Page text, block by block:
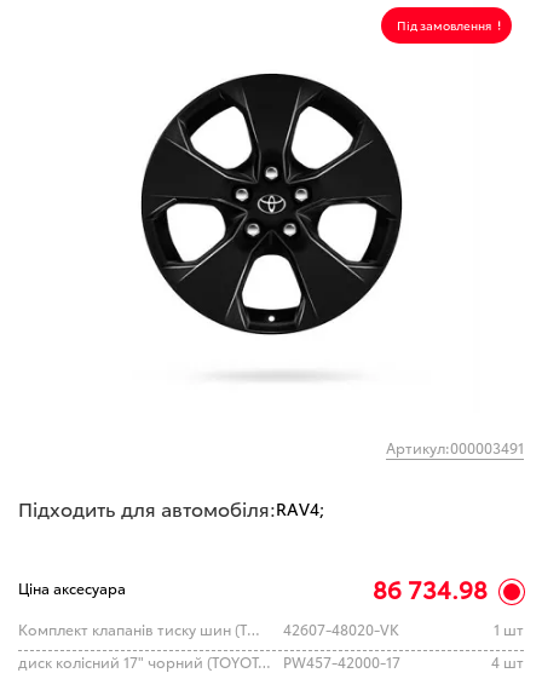
Під замовлення
Артикул:000003491
Підходить для автомобіля:RAV4;
Ціна аксесуара 86 734.98
Комплект клапанів тиску шин (TOYOTA) 42607-48020-VK
1 шт
диск колісний 17" чорний (TOYOTA)
PW457-42000-17 4 шт